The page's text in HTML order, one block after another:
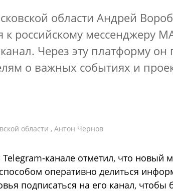
области Андрей
к российскому мессенджеру
Через эту платформу он
о важных событиях и
области , Антон Чернов
канале отметил, что новый
оперативно делиться
подписаться на его канал, чтобы